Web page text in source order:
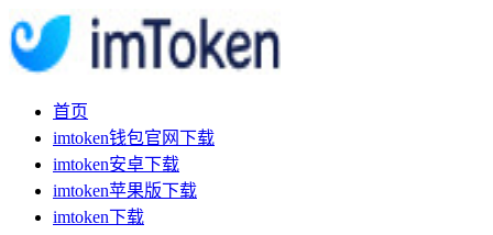
首页
imtoken钱包官网下载
imtoken安卓下载
imtoken苹果版下载
imtoken下载